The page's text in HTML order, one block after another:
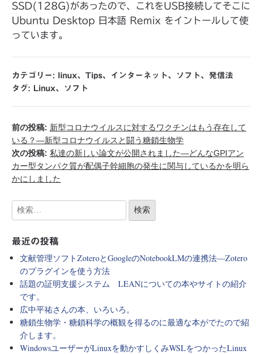
SSD(128G)があったので、これをUSB接続してそこに
Ubuntu Desktop 日本語 Remix をイントールして使
っています。
カテゴリー: linux、 Tips、 インターネット 、 ソフト 、 発信法
タグ: Linux、 ソフト
前の投稿: 新型コロナウイルスに対するワクチンはもう存在して
いる？―新型コロナウイルスと闘う糖鎖生物学
次の投稿: 私達の新しい論文が公開されました―どんなGPIアン
カー型タンパク質が配偶子幹細胞の発生に関与しているかを明ら
かにしました
最近の投稿
文献管理ソフトZoteroとGoogleのNotebookLMの連携法―Zotero
のプラグインを使う方法
話題の証明支援システム LEANについての本やサイトの紹介
です。
広中平祐さんの本、いろいろ。
糖鎖生物学・糖鎖科学の概観を得るのに最適な本がでたので紹
介します。
WindowsユーザーがLinuxを動かすしくみWSLをつかったLinux